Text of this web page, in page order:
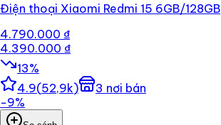
Điện thoại Xiaomi Redmi 15 6GB/128GB
4.790.000 ₫
4.390.000 ₫
13%
4.9(52,9k) 3 nơi bán
−9%